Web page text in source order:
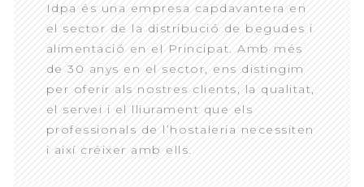
Idpa és una empresa capdavantera en
el sector de la distribució de begudes i
alimentació en el Principat. Amb més
de 30 anys en el sector, ens distingim
per oferir als nostres clients, la qualitat,
el servei i el lliurament que els
professionals de l’hostaleria necessiten
i així créixer amb ells.